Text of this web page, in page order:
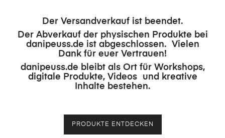
Der Versandverkauf ist beendet.
Der Abverkauf der physischen Produkte bei
danipeuss.de ist abgeschlossen. Vielen
Dank für euer Vertrauen!
danipeuss.de bleibt als Ort für Workshops,
digitale Produkte, Videos und kreative
Inhalte bestehen.
PRODUKTE ENTDECKEN